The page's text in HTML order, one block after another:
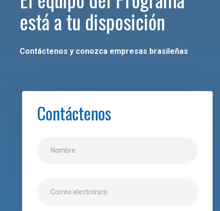
está a tu disposición
Contáctenos y conozca empresas brasileñas
Contáctenos